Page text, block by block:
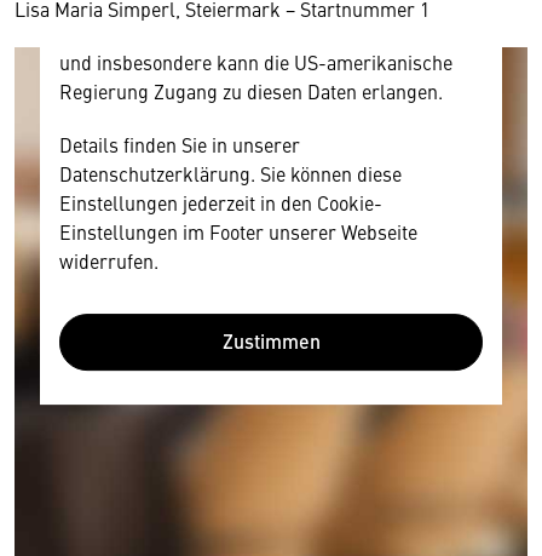
Lisa Maria Simperl, Steiermark − Startnummer 1
und insbesondere kann die US-amerikanische
Regierung Zugang zu diesen Daten erlangen.
Details finden Sie in unserer
Datenschutzerklärung. Sie können diese
Einstellungen jederzeit in den Cookie-
Einstellungen im Footer unserer Webseite
widerrufen.
Zustimmen